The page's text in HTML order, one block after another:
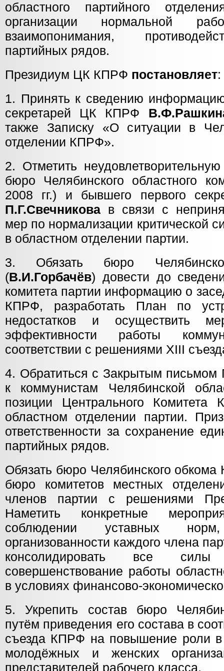
областного партийного
организации нормальной
взаимопонимания,
партийных рядов.
Президиум ЦК КПРФ постановляет:
1. Принять к сведению
секретарей ЦК КПРФ
также Записку «О ситуации в
отделении КПРФ».
2. Отметить
бюро Челябинского областного
2008 гг.) и бывшего первого
П.Г.Свечникова в связи с
мер по нормализации критической
в областном отделении партии.
3. Обязать бюро
(В.И.Горбачёв) довести до
комитета партии информацию о
КПРФ, разработать План по
недостатков и осуществить
эффективности работы
соответствии с решениями ХIII
4. Обратиться с Закрытым
к коммунистам Челябинской
позиции Центрального
областном отделении партии.
ответственности за сохранение
партийных рядов.
Обязать бюро Челябинского
бюро комитетов местных
членов партии с решениями
Наметить конкретные
соблюдении уставных
организованности каждого члена
консолидировать все
совершенствование работы
в условиях финансово-
5. Укрепить состав бюро
путём приведения его состава в
съезда КПРФ на повышение роли в
молодёжных и женских
представителей рабочего класса.